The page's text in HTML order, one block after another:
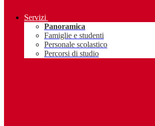
Servizi
Panoramica
Famiglie e studenti
Personale scolastico
Percorsi di studio